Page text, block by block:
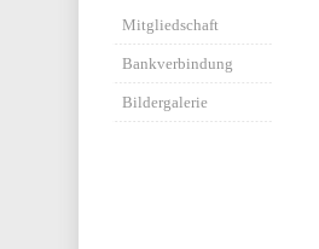
Mitgliedschaft
Bankverbindung
Bildergalerie